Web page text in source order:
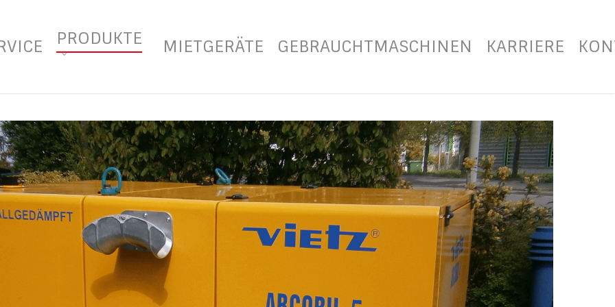
PRODUKTE MIETGERÄTE GEBRAUCHTMASCHINEN KARRIERE